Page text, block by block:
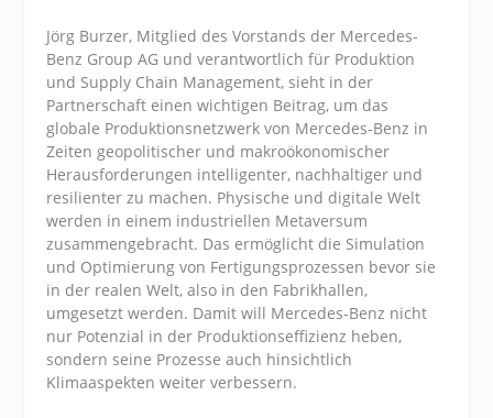
Jörg Burzer, Mitglied des Vorstands der Mercedes-
Benz Group AG und verantwortlich für Produktion
und Supply Chain Management, sieht in der
Partnerschaft einen wichtigen Beitrag, um das
globale Produktionsnetzwerk von Mercedes-Benz in
Zeiten geopolitischer und makroökonomischer
Herausforderungen intelligenter, nachhaltiger und
resilienter zu machen. Physische und digitale Welt
werden in einem industriellen Metaversum
zusammengebracht. Das ermöglicht die Simulation
und Optimierung von Fertigungsprozessen bevor sie
in der realen Welt, also in den Fabrikhallen,
umgesetzt werden. Damit will Mercedes-Benz nicht
nur Potenzial in der Produktionseffizienz heben,
sondern seine Prozesse auch hinsichtlich
Klimaaspekten weiter verbessern.